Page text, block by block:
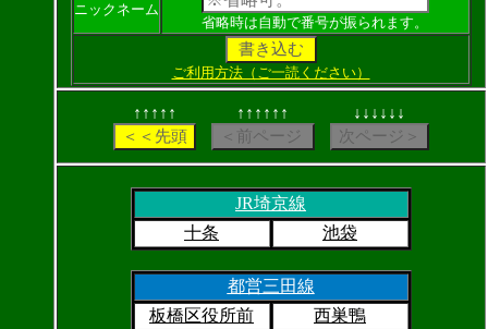
ニックネーム
省略時は自動で番号が振られます。
ご利用方法（ご一読ください）
↑↑↑↑↑ ↑↑↑↑↑↑ ↓↓↓↓↓↓
JR埼京線
十条
池袋
都営三田線
板橋区役所前
西巣鴨